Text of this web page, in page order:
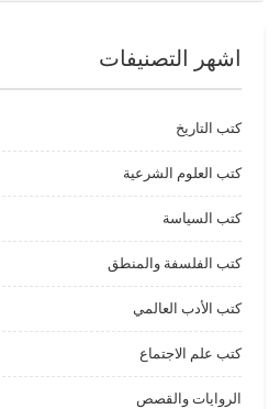
اشهر التصنيفات
كتب التاريخ
كتب العلوم الشرعية
كتب السياسة
كتب الفلسفة والمنطق
كتب الأدب العالمي
كتب علم الاجتماع
الروايات والقصص